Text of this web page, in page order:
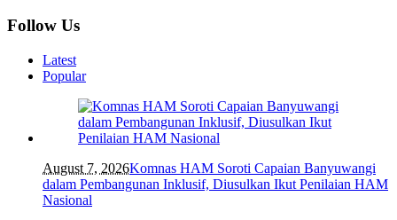
Follow Us
Latest
Popular
August 7, 2026Komnas HAM Soroti Capaian Banyuwangi
dalam Pembangunan Inklusif, Diusulkan Ikut Penilaian HAM
Nasional